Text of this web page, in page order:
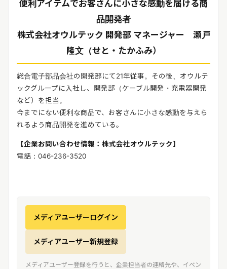
便利アイテムでお客さんに小さな感動を届ける商
品開発者
株式会社オウルテック 開発部 マネージャー 瀬戸
隆文（せと・たかふみ）
総合電子部品会社の開発部にて21年従事。その後、オウルテ
ックグループに入社し、開発部（ケーブル開発・充電器開発
など）を担当。
今までにない便利な商品で、お客さんに小さな感動を与えら
れるよう商品開発を進めている。
【企業お問い合わせ情報：株式会社オウルテック】
電話：046-236-3520
メディアユーザーログイン
メディアユーザー新規登録
メディアユーザー登録を行うと、企業担当者の連絡先や、イベン